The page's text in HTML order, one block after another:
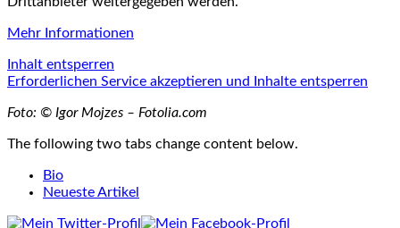
Mehr Informationen
Inhalt entsperren
Erforderlichen Service akzeptieren und Inhalte entsperren
Foto: © Igor Mojzes – Fotolia.com
The following two tabs change content below.
Bio
Neueste Artikel